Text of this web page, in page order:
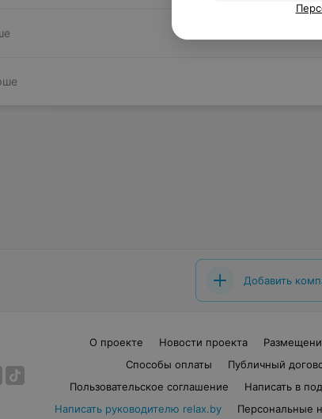
Добавить
О проекте Новости проекта
Способы оплаты
Публичный
Пользовательское соглашение
Написать в
Написать руководителю relax.by
Персональные